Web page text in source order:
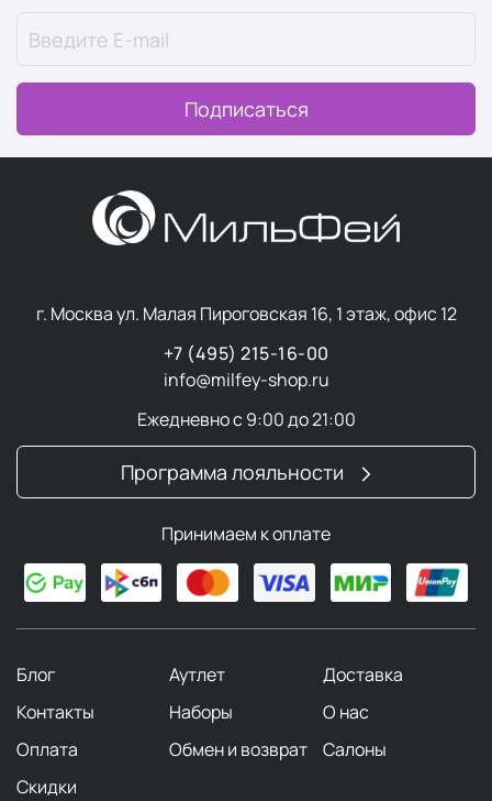
Подписаться
г. Москва ул. Малая Пироговская 16, 1 этаж, офис 12
+7 (495) 215-16-00
info@milfey-shop.ru
Ежедневно с 9:00 до 21:00
Программа лояльности
Принимаем к оплате
Блог Аутлет
Доставка
Контакты
Наборы
О нас
Оплата
Обмен и возврат
Салоны
Скидки